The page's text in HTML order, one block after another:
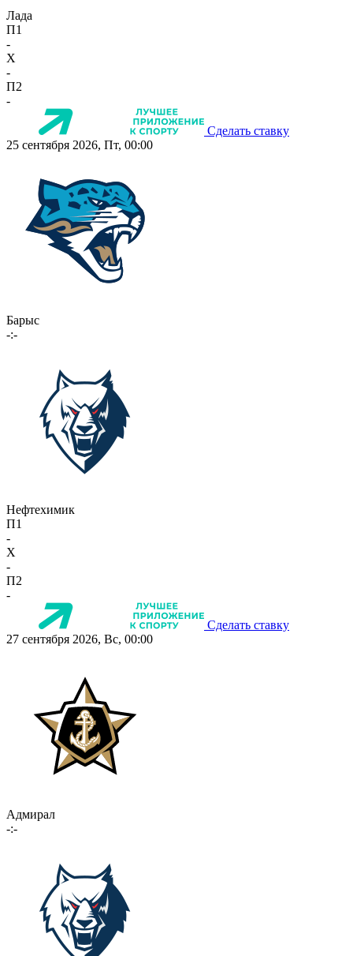
Лада
П1
-
X
-
П2
-
Сделать ставку
25 сентября 2026, Пт, 00:00
Барыс
-:-
Нефтехимик
П1
-
X
-
П2
-
Сделать ставку
27 сентября 2026, Вс, 00:00
Адмирал
-:-